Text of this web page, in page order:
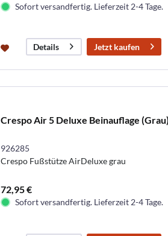
Sofort versandfertig. Lieferzeit 2-4 Tage.
Details Jetzt kaufen
Crespo Air 5 Deluxe Beinauflage (Grau)
926285
Crespo Fußstütze AirDeluxe grau
72,95 €
Sofort versandfertig. Lieferzeit 2-4 Tage.